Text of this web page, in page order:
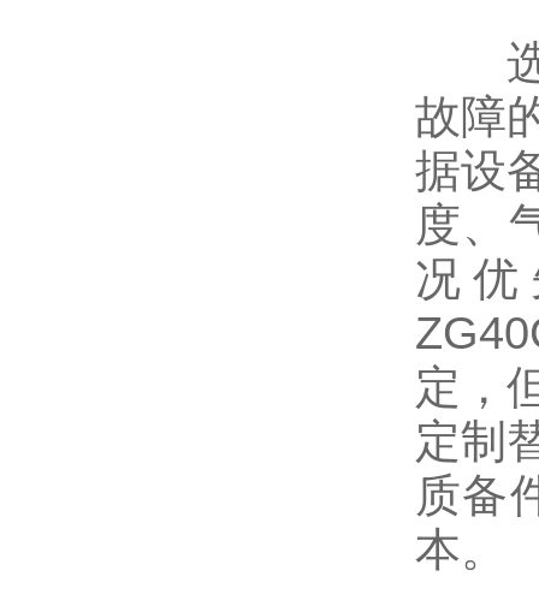
选
故障
据设
度、
况
定，
定制
质备
本。